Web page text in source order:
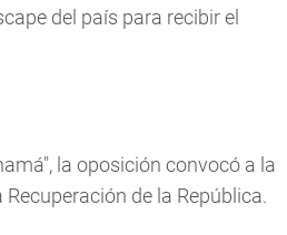
del país para recibir el
la oposición convocó a la
de la República.